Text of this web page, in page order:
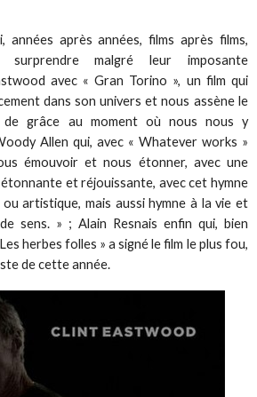
après années, films après films,
malgré leur imposante
avec « Gran Torino », un film qui
dans son univers et nous assène le
grâce au moment où nous nous y
Allen qui, avec « Whatever works »
émouvoir et nous étonner, avec une
et réjouissante, avec cet hymne
artistique, mais aussi hymne à la vie et
sens. » ; Alain Resnais enfin qui, bien
herbes folles » a signé le film le plus fou,
de cette année.